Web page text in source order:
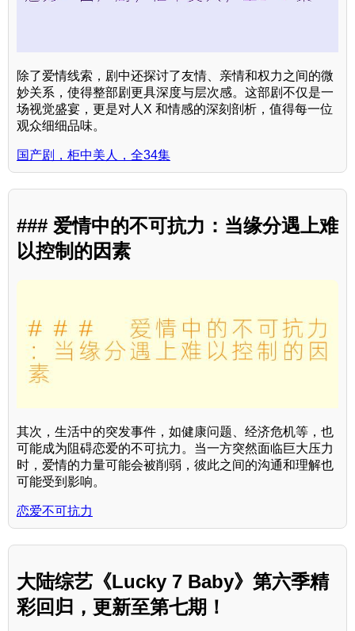
除了爱情线索，剧中还探讨了友情、亲情和权力之间的微
妙关系，使得整部剧更具深度与层次感。这部剧不仅是一
场视觉盛宴，更是对人X 和情感的深刻剖析，值得每一位
观众细细品味。
国产剧，柜中美人，全34集
### 爱情中的不可抗力：当缘分遇上难
以控制的因素
其次，生活中的突发事件，如健康问题、经济危机等，也
可能成为阻碍恋爱的不可抗力。当一方突然面临巨大压力
时，爱情的力量可能会被削弱，彼此之间的沟通和理解也
可能受到影响。
恋爱不可抗力
大陆综艺《Lucky 7 Baby》第六季精
彩回归，更新至第七期！